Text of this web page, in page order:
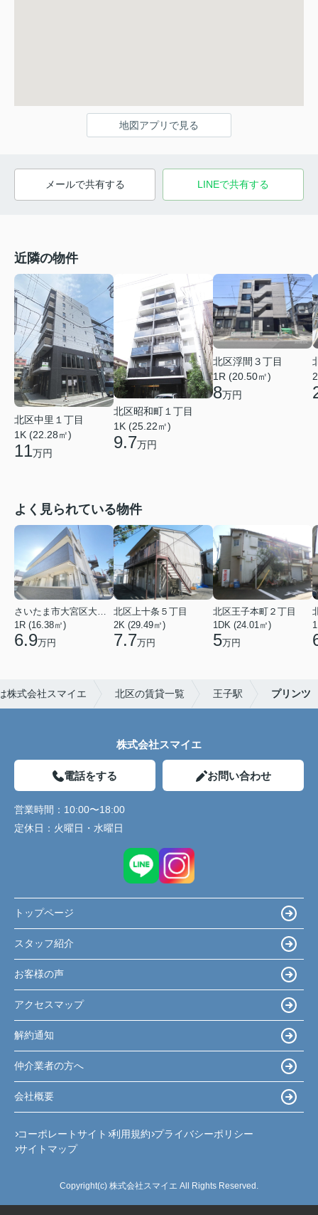
地図アプリで見る
メールで共有する LINEで共有する
近隣の物件
北区中里１丁目
1K (22.28㎡)
11万円
北区昭和町１丁目
1K (25.22㎡)
9.7万円
北区浮間３丁目
1R (20.50㎡)
8万円
よく見られている物件
1R (16.38㎡)
6.9万円
北区上十条５丁目
2K (29.49㎡)
7.7万円
北区王子本町２丁目
1DK (24.01㎡)
5万円
株式会社スマイエ 北区の賃貸一覧 王子駅 プリンツ
株式会社スマイエ
電話をする お問い合わせ
営業時間： 10:00〜18:00
定休日： 火曜日・水曜日
トップページ
スタッフ紹介
お客様の声
アクセスマップ
解約通知
仲介業者の方へ
会社概要
コーポレートサイト 利用規約 プライバシーポリシー
サイトマップ
Copyright(c) 株式会社スマイエ All Rights Reserved.